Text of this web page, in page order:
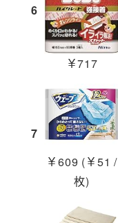
6
￥717
7
￥609 (￥51 /
枚)